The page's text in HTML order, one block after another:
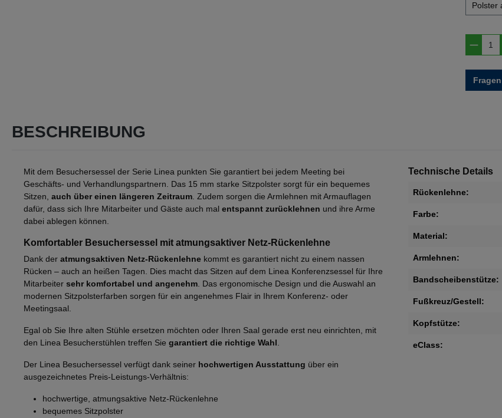
Polster
BESCHREIBUNG
Mit dem Besuchersessel der Serie Linea punkten Sie garantiert bei jedem Meeting bei
Geschäfts- und Verhandlungspartnern. Das 15 mm starke Sitzpolster sorgt für ein bequemes
Sitzen, auch über einen längeren Zeitraum. Zudem sorgen die Armlehnen mit Armauflagen
dafür, dass sich Ihre Mitarbeiter und Gäste auch mal entspannt zurücklehnen und ihre Arme
dabei ablegen können.
Komfortabler Besuchersessel mit atmungsaktiver Netz-Rückenlehne
Dank der atmungsaktiven Netz-Rückenlehne kommt es garantiert nicht zu einem nassen
Rücken – auch an heißen Tagen. Dies macht das Sitzen auf dem Linea Konferenzsessel für Ihre
Mitarbeiter sehr komfortabel und angenehm. Das ergonomische Design und die Auswahl an
modernen Sitzpolsterfarben sorgen für ein angenehmes Flair in Ihrem Konferenz- oder
Meetingsaal.
Egal ob Sie Ihre alten Stühle ersetzen möchten oder Ihren Saal gerade erst neu einrichten, mit
den Linea Besucherstühlen treffen Sie garantiert die richtige Wahl.
Der Linea Besuchersessel verfügt dank seiner hochwertigen Ausstattung über ein
ausgezeichnetes Preis-Leistungs-Verhältnis:
hochwertige, atmungsaktive Netz-Rückenlehne
bequemes Sitzpolster
Technische Details
Rückenlehne:
Farbe:
Material:
Armlehnen:
Bandscheibenstütze:
Fußkreuz/Gestell:
Kopfstütze:
eClass: